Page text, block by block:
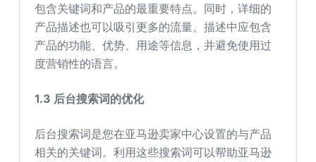
包含关键词和产品的最重要特点。同时，详细的
产品描述也可以吸引更多的流量。描述中应包含
产品的功能、优势、用途等信息，并避免使用过
度营销性的语言。
1.3 后台搜索词的优化
后台搜索词是您在亚马逊卖家中心设置的与产品
相关的关键词。利用这些搜索词可以帮助亚马逊